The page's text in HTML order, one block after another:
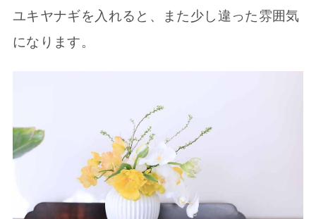
ユキヤナギを入れると、また少し違った雰囲気
になります。